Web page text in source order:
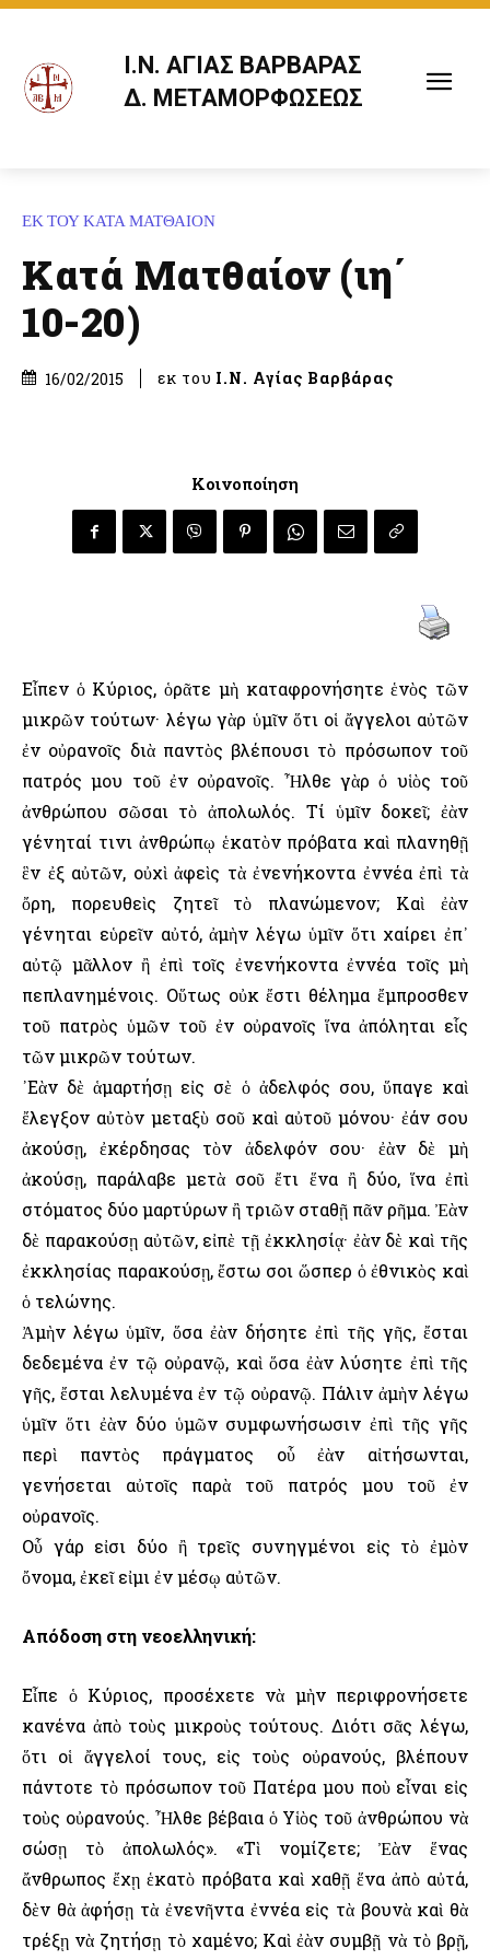
Ι.Ν. ΑΓΙΑΣ ΒΑΡΒΑΡΑΣ
Δ. ΜΕΤΑΜΟΡΦΩΣΕΩΣ
ΕΚ ΤΟΥ ΚΑΤΑ ΜΑΤΘΑΙΟΝ
Κατά Ματθαίον (ιη΄
10-20)
16/02/2015 εκ του Ι.Ν. Αγίας Βαρβάρας
Κοινοποίηση
Εἶπεν ὁ Κύριος, ὁρᾶτε μὴ καταφρονήσητε ἑνὸς τῶν
μικρῶν τούτων· λέγω γὰρ ὑμῖν ὅτι οἱ ἄγγελοι αὐτῶν
ἐν οὐρανοῖς διὰ παντὸς βλέπουσι τὸ πρόσωπον τοῦ
πατρός μου τοῦ ἐν οὐρανοῖς. Ἦλθε γὰρ ὁ υἱὸς τοῦ
ἀνθρώπου σῶσαι τὸ ἀπολωλός. Τί ὑμῖν δοκεῖ; ἐὰν
γένηταί τινι ἀνθρώπῳ ἑκατὸν πρόβατα καὶ πλανηθῇ
ἓν ἐξ αὐτῶν, οὐχὶ ἀφεὶς τὰ ἐνενήκοντα ἐννέα ἐπὶ τὰ
ὄρη, πορευθεὶς ζητεῖ τὸ πλανώμενον; Καὶ ἐὰν
γένηται εὑρεῖν αὐτό, ἀμὴν λέγω ὑμῖν ὅτι χαίρει ἐπ᾿
αὐτῷ μᾶλλον ἢ ἐπὶ τοῖς ἐνενήκοντα ἐννέα τοῖς μὴ
πεπλανημένοις. Οὕτως οὐκ ἔστι θέλημα ἔμπροσθεν
τοῦ πατρὸς ὑμῶν τοῦ ἐν οὐρανοῖς ἵνα ἀπόληται εἷς
τῶν μικρῶν τούτων.
᾿Εὰν δὲ ἁμαρτήσῃ εἰς σὲ ὁ ἀδελφός σου, ὕπαγε καὶ
ἔλεγξον αὐτὸν μεταξὺ σοῦ καὶ αὐτοῦ μόνου· ἐάν σου
ἀκούσῃ, ἐκέρδησας τὸν ἀδελφόν σου· ἐὰν δὲ μὴ
ἀκούσῃ, παράλαβε μετὰ σοῦ ἔτι ἕνα ἢ δύο, ἵνα ἐπὶ
στόματος δύο μαρτύρων ἢ τριῶν σταθῇ πᾶν ρῆμα. Ἐὰν
δὲ παρακούσῃ αὐτῶν, εἰπὲ τῇ ἐκκλησίᾳ· ἐὰν δὲ καὶ τῆς
ἐκκλησίας παρακούσῃ, ἔστω σοι ὥσπερ ὁ ἐθνικὸς καὶ
ὁ τελώνης.
Ἀμὴν λέγω ὑμῖν, ὅσα ἐὰν δήσητε ἐπὶ τῆς γῆς, ἔσται
δεδεμένα ἐν τῷ οὐρανῷ, καὶ ὅσα ἐὰν λύσητε ἐπὶ τῆς
γῆς, ἔσται λελυμένα ἐν τῷ οὐρανῷ. Πάλιν ἀμὴν λέγω
ὑμῖν ὅτι ἐὰν δύο ὑμῶν συμφωνήσωσιν ἐπὶ τῆς γῆς
περὶ παντὸς πράγματος οὗ ἐὰν αἰτήσωνται,
γενήσεται αὐτοῖς παρὰ τοῦ πατρός μου τοῦ ἐν
οὐρανοῖς.
Οὗ γάρ εἰσι δύο ἢ τρεῖς συνηγμένοι εἰς τὸ ἐμὸν
ὄνομα, ἐκεῖ εἰμι ἐν μέσῳ αὐτῶν.
Απόδοση στη νεοελληνική:
Εἶπε ὁ Κύριος, προσέχετε νὰ μὴν περιφρονήσετε
κανένα ἀπὸ τοὺς μικροὺς τούτους. Διότι σᾶς λέγω,
ὅτι οἱ ἄγγελοί τους, εἰς τοὺς οὐρανούς, βλέπουν
πάντοτε τὸ πρόσωπον τοῦ Πατέρα μου ποὺ εἶναι εἰς
τοὺς οὐρανούς. Ἦλθε βέβαια ὁ Υἱὸς τοῦ ἀνθρώπου νὰ
σώσῃ τὸ ἀπολωλός». «Τὶ νομίζετε; Ἐὰν ἕνας
ἄνθρωπος ἔχῃ ἑκατὸ πρόβατα καὶ χαθῇ ἕνα ἀπὸ αὐτά,
δὲν θὰ ἀφήσῃ τὰ ἐνενῆντα ἐννέα εἰς τὰ βουνὰ καὶ θὰ
τρέξῃ νὰ ζητήσῃ τὸ χαμένο; Καὶ ἐὰν συμβῇ νὰ τὸ βρῇ,